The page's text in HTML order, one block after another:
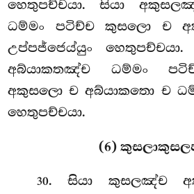
හෙතුපච්චයා. සියා
ධම්මං පටිච්ච කුසලො ච
උප්පජ්ජෙය්යුං
අබ්යාකතඤ්ච ධම්මං
අකුසලො ච අබ්යාකතො ච
හෙතුපච්චයා.
(6)
30. සියා කුසලඤ්ච